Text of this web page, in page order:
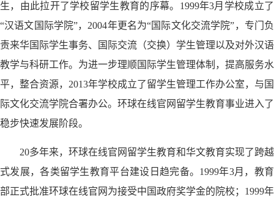
生，由此拉开了学校留学生教育的序幕。1999年3月学校成立了
“汉语文国际学院”，2004年更名为“国际文化交流学院”，专门负
责来华国际学生事务、国际交流（交换）学生管理以及对外汉语
教学与科研工作。为进一步理顺国际学生管理体制，提高服务水
平，整合资源，2013年学校成立了留学生管理工作办公室，与国
际文化交流学院合署办公。环球在线官网留学生教育事业进入了
稳步快速发展阶段。
20多年来，环球在线官网留学生教育和华文教育实现了跨越
式发展，各类留学生教育平台建设日趋完备。1999年3月，教育
部正式批准环球在线官网为接受中国政府奖学金的院校；1999年